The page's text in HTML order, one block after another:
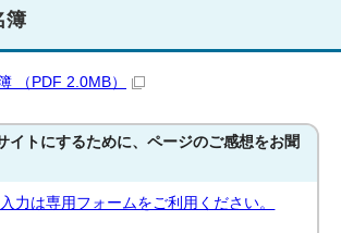
簿
（PDF 2.0MB）
イトにするために、ページのご感想をお聞
力は専用フォームをご利用ください。